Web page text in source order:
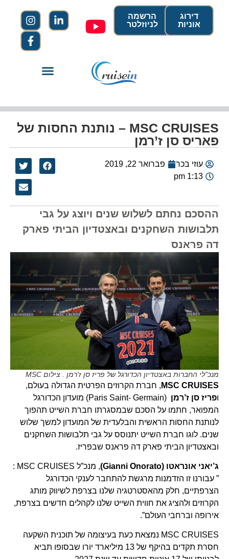
הרשמה
לניוזלטר
דירוג
אוניות
MSC CRUISES – נותנת החסות של
פאריס סן ז’רמן
עוזי בכר
פברואר 22, 2019
1:13 pm
ההסכם נחתם לשלוש שנים ויוצג על גבי
תלבושות השחקנים ובאצטדיון הביתי פארק
דה פראנס
מנכ"לי החברות באצטדיון הכדורגל של פריז סן ז'רמן . צילום MSC
MSC CRUISES, חברת הקרוזים הפרטית הגדולה בעולם,
פריז סן ז’רמן
(Paris Saint- Germain) מועדון הכדורגל
המפואר, חתמו על הסכם שבמסגרתו חברת השייט תהפוך
לנותנת החסות הראשית והבלעדית של המועדון למשך שלוש
שנים. לוגו חברת השייט יתנוסס על גבי תלבושות השחקנים
ובאצטדיון הביתי פארק דה פראנס שבפריז.
ג’יאני אונראטו (Gianni Onorato)
, מנכ”ל MSC CRUISES :
” עבורנו זו הזדמנות מרגשת להתחבר לענקי הכדורגל
הצרפתיים, חלק מהאסטרטגיה שלנו בצרפת לשיווק מותג
הקרוזים ולהציג את חווית השייט שלנו לקהלים חדשים בצרפת,
אירופה וברחבי העולם”.
MSC CRUISES נמצאת כעת בעיצומה של תוכנית השקעה
חסרת תקדים בהיקף של 13 מיליארד יורו שבסופו תביא